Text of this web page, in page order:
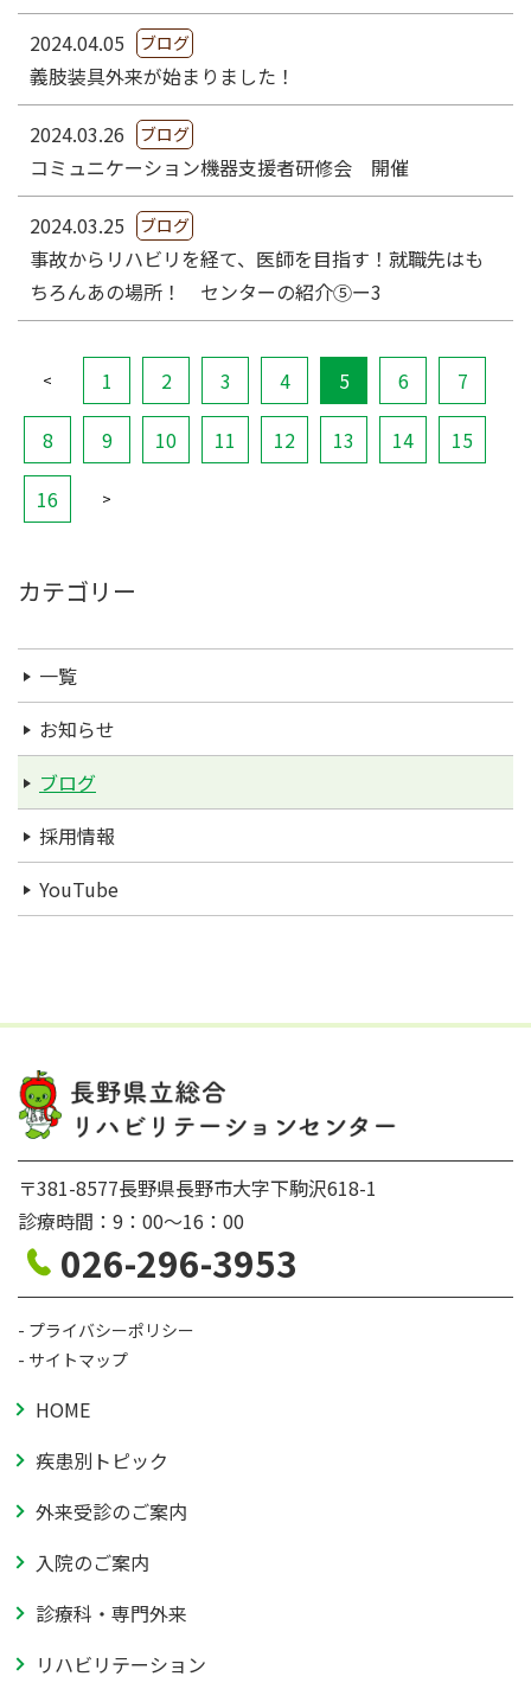
2024.04.05 ブログ
義肢装具外来が始まりました！
2024.03.26 ブログ
コミュニケーション機器支援者研修会 開催
2024.03.25 ブログ
事故からリハビリを経て、医師を目指す！就職先はも
ちろんあの場所！ センターの紹介⑤ー3
< 1 2 3 4 5 6 7
8 9 10 11 12 13 14 15
16 >
カテゴリー
一覧
お知らせ
ブログ
採用情報
YouTube
〒381-8577長野県長野市大字下駒沢618-1
診療時間：9：00〜16：00
026-296-3953
プライバシーポリシー
サイトマップ
HOME
疾患別トピック
外来受診のご案内
入院のご案内
診療科・専門外来
リハビリテーション